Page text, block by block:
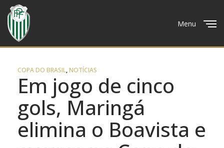
Menu
COPA DO BRASIL,NOTÍCIAS
Em jogo de cinco
gols, Maringá
elimina o Boavista e